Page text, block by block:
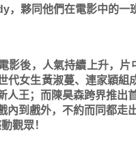
， 夥同他們在電影中的一
影後，人氣持續上升，片
代女生黃淑蔓、連家穎組
人王； 而陳昊森跨界推出
內到戲外， 不約而同都走
觀眾！